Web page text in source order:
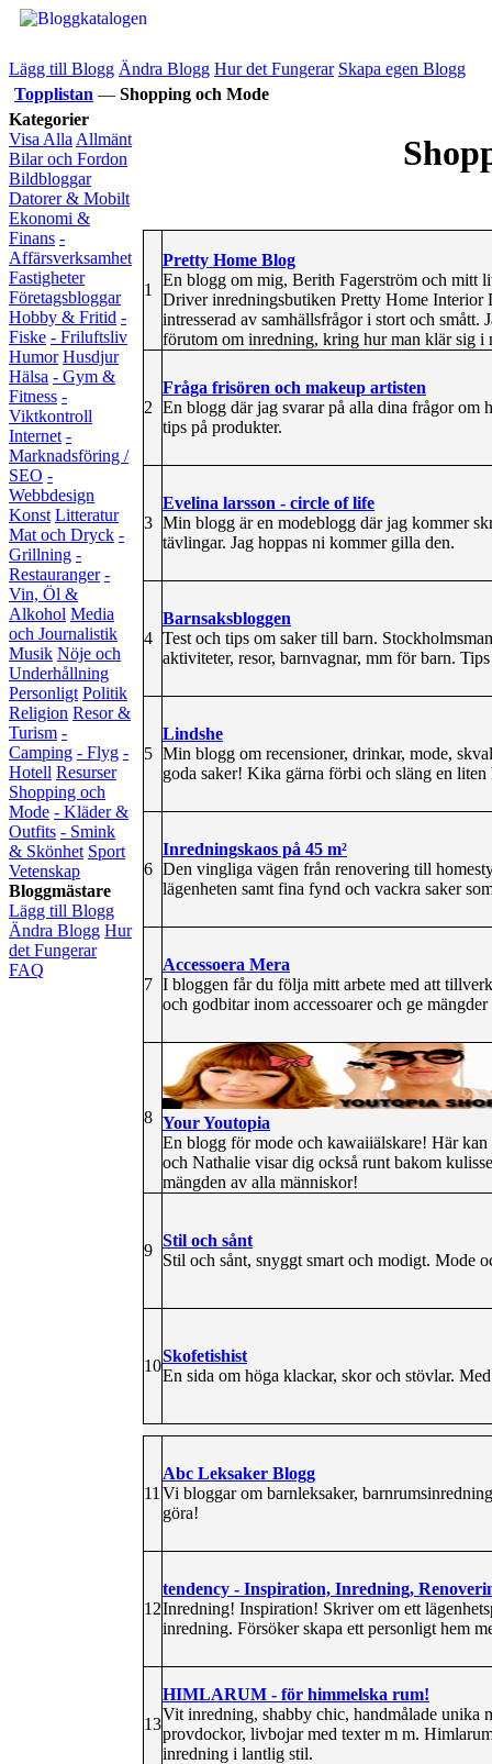
Lägg till Blogg Ändra Blogg Hur det Fungerar Skapa egen Blogg
Topplistan — Shopping och Mode
Kategorier
Visa Alla Allmänt
Bilar och Fordon
Bildbloggar
Datorer & Mobilt
Ekonomi &
Finans -
Affärsverksamhet
Fastigheter
Företagsbloggar
Hobby & Fritid -
Fiske - Friluftsliv
Humor Husdjur
Hälsa - Gym &
Fitness -
Viktkontroll
Internet -
Marknadsföring /
SEO -
Webbdesign
Konst Litteratur
Mat och Dryck -
Grillning -
Restauranger -
Vin, Öl &
Alkohol Media
och Journalistik
Musik Nöje och
Underhållning
Personligt Politik
Religion Resor &
Turism -
Camping - Flyg -
Hotell Resurser
Shopping och
Mode - Kläder &
Outfits - Smink
& Skönhet Sport
Vetenskap
Bloggmästare
Lägg till Blogg
Ändra Blogg Hur
det Fungerar
FAQ
1
Pretty Home Blog
En blogg om mig, Berith Fagerström och mitt
Driver inredningsbutiken Pretty Home Interior
intresserad av samhällsfrågor i stort och smått.
förutom om inredning, kring hur man klär sig
2
Fråga frisören och makeup artisten
En blogg där jag svarar på alla dina frågor om
tips på produkter.
3
Evelina larsson - circle of life
Min blogg är en modeblogg där jag kommer
tävlingar. Jag hoppas ni kommer gilla den.
4
Barnsaksbloggen
Test och tips om saker till barn.
aktiviteter, resor, barnvagnar, mm för barn.
5
Lindshe
Min blogg om recensioner, drinkar, mode,
goda saker! Kika gärna förbi och släng en
6
Inredningskaos på 45 m²
Den vingliga vägen från renovering till
lägenheten samt fina fynd och vackra saker
7
Accessoera Mera
I bloggen får du följa mitt arbete med att
och godbitar inom accessoarer och ge
8 Your Youtopia
En blogg för mode och kawaiiälskare! Här kan
och Nathalie visar dig också runt bakom
mängden av alla människor!
9
Stil och sånt
Stil och sånt, snyggt smart och modigt. Mode
10
Skofetishist
En sida om höga klackar, skor och stövlar.
11
Abc Leksaker Blogg
Vi bloggar om barnleksaker,
göra!
12
tendency - Inspiration, Inredning,
Inredning! Inspiration! Skriver om ett
inredning. Försöker skapa ett personligt hem
13
HIMLARUM - för himmelska rum!
Vit inredning, shabby chic, handmålade unika
provdockor, livbojar med texter m m.
inredning i lantlig stil.